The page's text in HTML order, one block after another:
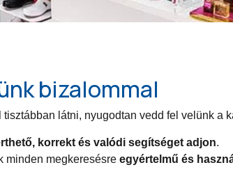
bizalommal
látni, nyugodtan vedd fel velünk a
korrekt és valódi segítséget adjon.
minden megkeresésre egyértelmű és